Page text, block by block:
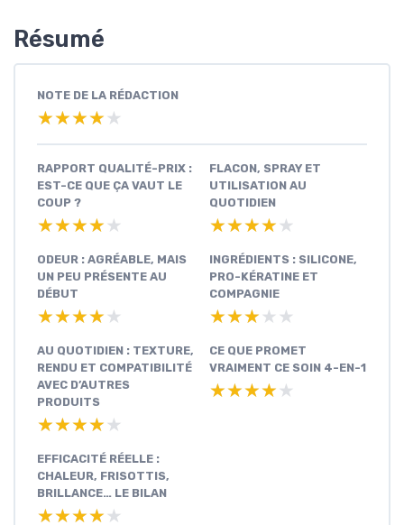
Résumé
NOTE DE LA RÉDACTION
★★★★★
★★★★★
RAPPORT QUALITÉ-PRIX :
EST-CE QUE ÇA VAUT LE
COUP ?
★★★★★
★★★★★
FLACON, SPRAY ET
UTILISATION AU
QUOTIDIEN
★★★★★
★★★★★
ODEUR : AGRÉABLE, MAIS
UN PEU PRÉSENTE AU
DÉBUT
★★★★★
★★★★★
INGRÉDIENTS : SILICONE,
PRO-KÉRATINE ET
COMPAGNIE
★★★★★
★★★★★
AU QUOTIDIEN : TEXTURE,
RENDU ET COMPATIBILITÉ
AVEC D’AUTRES
PRODUITS
★★★★★
★★★★★
CE QUE PROMET
VRAIMENT CE SOIN 4-EN-1
★★★★★
★★★★★
EFFICACITÉ RÉELLE :
CHALEUR, FRISOTTIS,
BRILLANCE… LE BILAN
★★★★★
★★★★★